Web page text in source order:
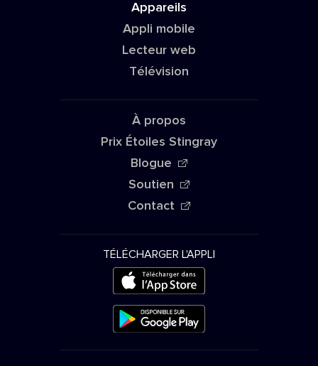
Appareils
Appli mobile
Lecteur web
Télévision
À propos
Prix Étoiles Stingray
Blogue
Soutien
Contact
TÉLÉCHARGER L'APPLI